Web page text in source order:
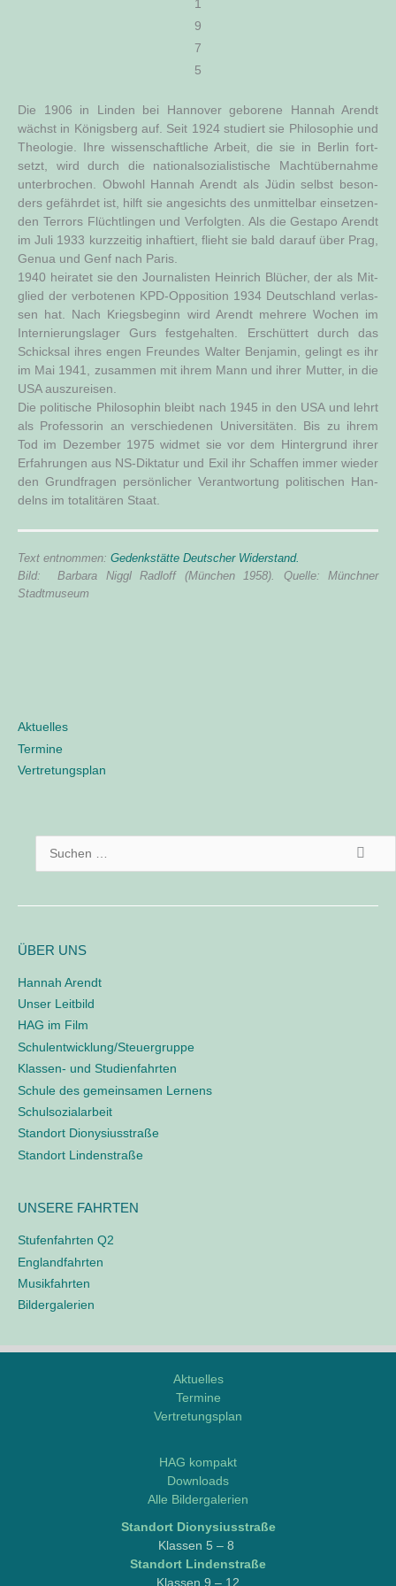
1
9
7
5
Die 1906 in Lin­den bei Han­no­ver gebo­re­ne Han­nah Are­ndt
wächst in Königs­berg auf. Seit 1924 stu­diert sie Phi­lo­so­phie und
Theo­lo­gie. Ihre wis­sen­schaft­li­che Arbeit, die sie in Ber­lin fort­
setzt, wird durch die natio­nal­so­zia­lis­ti­sche Macht­über­nah­me
unter­bro­chen. Obwohl Han­nah Are­ndt als Jüdin selbst beson­
ders gefähr­det ist, hilft sie ange­sichts des unmit­tel­bar ein­set­zen­
den Ter­rors Flücht­lin­gen und Ver­folg­ten. Als die Gesta­po Are­ndt
im Juli 1933 kurz­zei­tig inhaf­tiert, flieht sie bald dar­auf über Prag,
Genua und Genf nach Paris.
1940 hei­ra­tet sie den Jour­na­lis­ten Hein­rich Blü­cher, der als Mit­
glied der ver­bo­te­nen KPD-Oppo­si­ti­on 1934 Deutsch­land ver­las­
sen hat. Nach Kriegs­be­ginn wird Are­ndt meh­re­re Wochen im
Inter­nie­rungs­la­ger Gurs fest­ge­hal­ten. Erschüt­tert durch das
Schick­sal ihres engen Freun­des Wal­ter Ben­ja­min, gelingt es ihr
im Mai 1941, zusam­men mit ihrem Mann und ihrer Mut­ter, in die
USA aus­zu­rei­sen.
Die poli­ti­sche Phi­lo­so­phin bleibt nach 1945 in den USA und lehrt
als Pro­fes­so­rin an ver­schie­de­nen Uni­ver­si­tä­ten. Bis zu ihrem
Tod im Dezem­ber 1975 wid­met sie vor dem Hin­ter­grund ihrer
Erfah­run­gen aus NS-Dik­ta­tur und Exil ihr Schaf­fen immer wie­der
den Grund­fra­gen per­sön­li­cher Ver­ant­wor­tung poli­ti­schen Han­
delns im tota­li­tä­ren Staat.
Text ent­nom­men: Gedenk­stät­te Deut­scher Wider­stand.
Bild:
Bar­ba­ra Niggl Rad­l­off (Mün­chen 1958).
Quel­le: Münch­ner
Stadtmuseum
Aktuelles
Termine
Vertretungsplan
d
/
g
i
o
e
n
h
:
ÜBER UNS
Hannah Arendt
Unser Leitbild
HAG im Film
Schulentwicklung/Steuergruppe
Klassen- und Studienfahrten
Schule des gemeinsamen Lernens
Schulsozialarbeit
Standort Dionysiusstraße
Standort Lindenstraße
UNSERE FAHRTEN
Stufenfahrten Q2
Englandfahrten
Musikfahrten
Bildergalerien
Aktuelles
Termine
Vertretungsplan
d
d
l
e
/
L
o
HAG kompakt
Downloads
Alle Bildergalerien
Stand­ort Dionysiusstraße
Klas­sen 5 – 8
Stand­ort Lindenstraße
Klas­sen 9 – 12